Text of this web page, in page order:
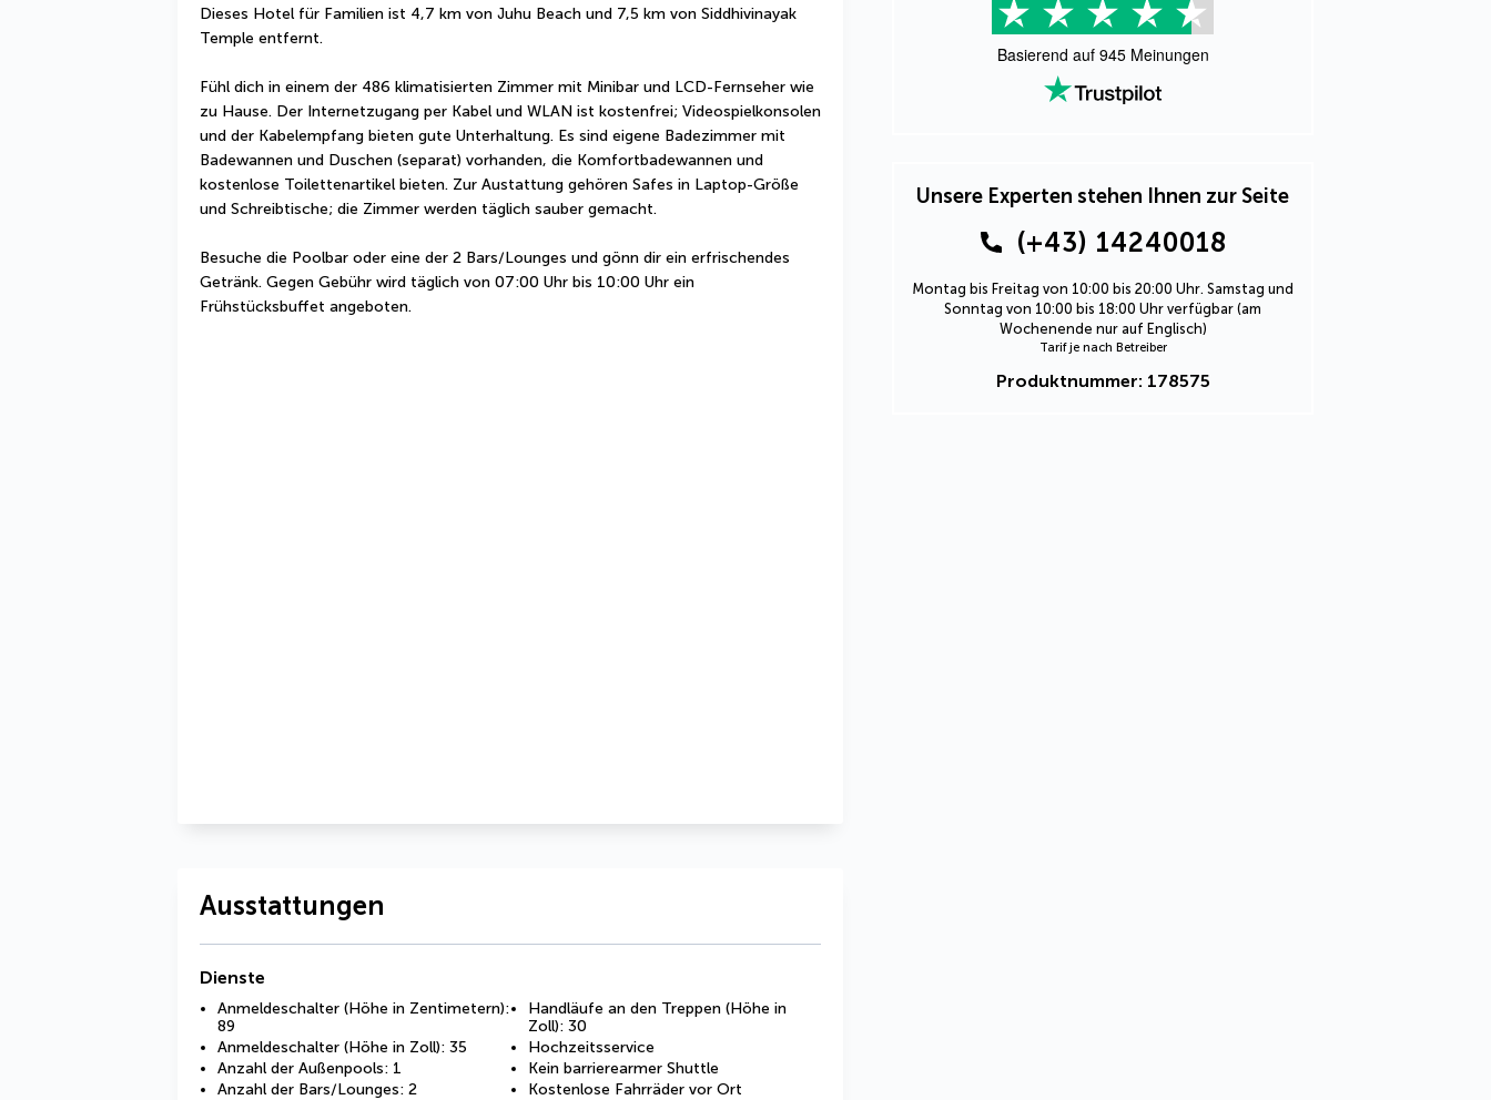
Basierend auf 945Meinungen
Unsere Experten stehen Ihnen zur Seite
(+43) 14240018
Montag bis Freitag von 10:00 bis 20:00 Uhr. Samstag und
Sonntag von 10:00 bis 18:00 Uhr verfügbar (am
Wochenende nur auf Englisch)
Tarif je nach Betreiber
Produktnummer: 178575
Dieses Hotel für Familien ist 4,7 km von Juhu Beach und 7,5 km von Siddhivinayak
Temple entfernt.
Fühl dich in einem der 486 klimatisierten Zimmer mit Minibar und LCD-Fernseher wie
zu Hause. Der Internetzugang per Kabel und WLAN ist kostenfrei; Videospielkonsolen
und der Kabelempfang bieten gute Unterhaltung. Es sind eigene Badezimmer mit
Badewannen und Duschen (separat) vorhanden, die Komfortbadewannen und
kostenlose Toilettenartikel bieten. Zur Austattung gehören Safes in Laptop-Größe
und Schreibtische; die Zimmer werden täglich sauber gemacht.
Besuche die Poolbar oder eine der 2 Bars/Lounges und gönn dir ein erfrischendes
Getränk. Gegen Gebühr wird täglich von 07:00 Uhr bis 10:00 Uhr ein
Frühstücksbuffet angeboten.
Ausstattungen
Dienste
Anmeldeschalter (Höhe in Zentimetern):
89
Anmeldeschalter (Höhe in Zoll): 35
Anzahl der Außenpools: 1
Anzahl der Bars/Lounges: 2
Handläufe an den Treppen (Höhe in
Zoll): 30
Hochzeitsservice
Kein barrierearmer Shuttle
Kostenlose Fahrräder vor Ort